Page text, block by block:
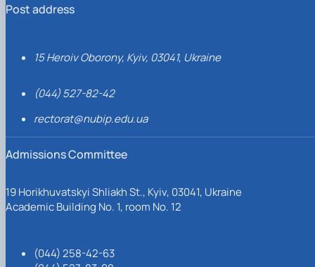
Post address
15 Heroiv Oborony, Kyiv, 03041, Ukraine
(044) 527-82-42
rectorat@nubip.edu.ua
Admissions Committee
19 Horikhuvatskyi Shliakh St., Kyiv, 03041, Ukraine
Academic Building No. 1, room No. 12
(044) 258-42-63